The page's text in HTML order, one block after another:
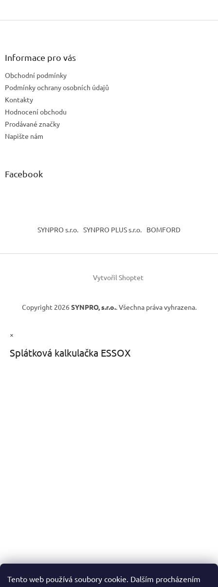
Tento web používá soubory cookie. Dalším procházením
Z
Informace pro vás
Obchodní podmínky
Podmínky ochrany osobních údajů
Kontakty
Hodnocení obchodu
Prodávané značky
Napište nám
Facebook
SYNPRO s.r.o. SYNPRO PLUS s.r.o. BOMFORD
Vytvořil Shoptet
Copyright 2026 SYNPRO, s.r.o.. Všechna práva vyhrazena.
×
Splátková kalkulačka ESSOX